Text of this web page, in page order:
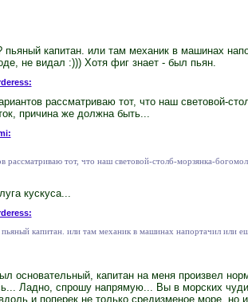
пьяный капитан. или там механик в машинах
не видал :))) Хотя фиг знает - был пьян.
рассматриваю тот, что наш световой-
причина же должна быть...
рассматриваю тот, что наш световой-столб-морзянка-
кускуса...
капитан. или там механик в машинах напортачил или
основательный, капитан на меня произвел
Ладно, спрошу напрямую... Вы в морских
и поперек не только средизменое море, но